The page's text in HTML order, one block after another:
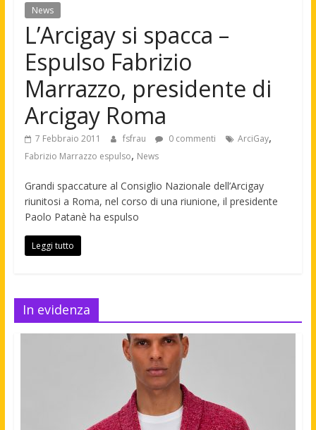
News
L’Arcigay si spacca –
Espulso Fabrizio
Marrazzo, presidente di
Arcigay Roma
7 Febbraio 2011 fsfrau 0 commenti ArciGay,
Fabrizio Marrazzo espulso, News
Grandi spaccature al Consiglio Nazionale dell’Arcigay
riunitosi a Roma, nel corso di una riunione, il presidente
Paolo Patanè ha espulso
Leggi tutto
In evidenza